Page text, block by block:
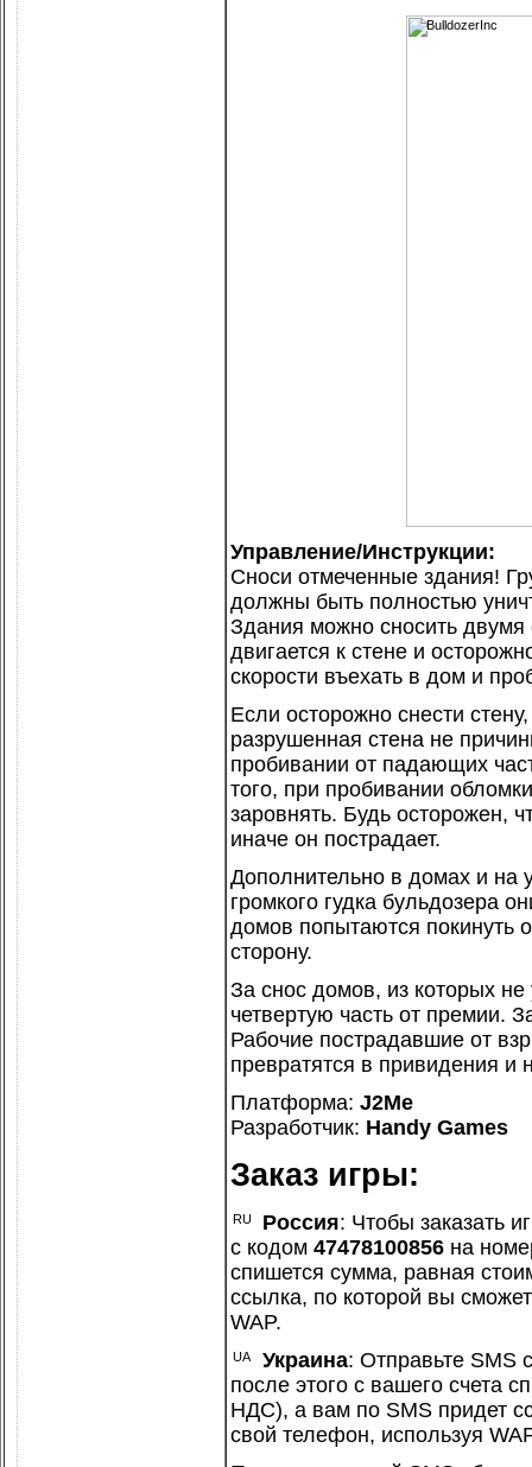
Управление/Инструкции:
Сноси отмеченные здания!
должны быть полностью
Здания можно сносить
двигается к стене и
скорости въехать в дом и
Если осторожно снести
разрушенная стена не
пробивании от падающих
того, при пробивании
заровнять. Будь осторожен,
иначе он пострадает.
Дополнительно в домах и на
громкого гудка бульдозера
домов попытаются покинуть
сторону.
За снос домов, из которых
четвертую часть от премии.
Рабочие пострадавшие от
превратятся в привидения и
Платформа: J2Me
Разработчик: Handy Games
Заказ игры:
Россия: Чтобы заказать
с кодом 47478100856 на
спишется сумма, равная
ссылка, по которой вы
WAP.
Украина: Отправьте SMS
после этого с вашего счета
НДС), а вам по SMS придет
свой телефон, используя